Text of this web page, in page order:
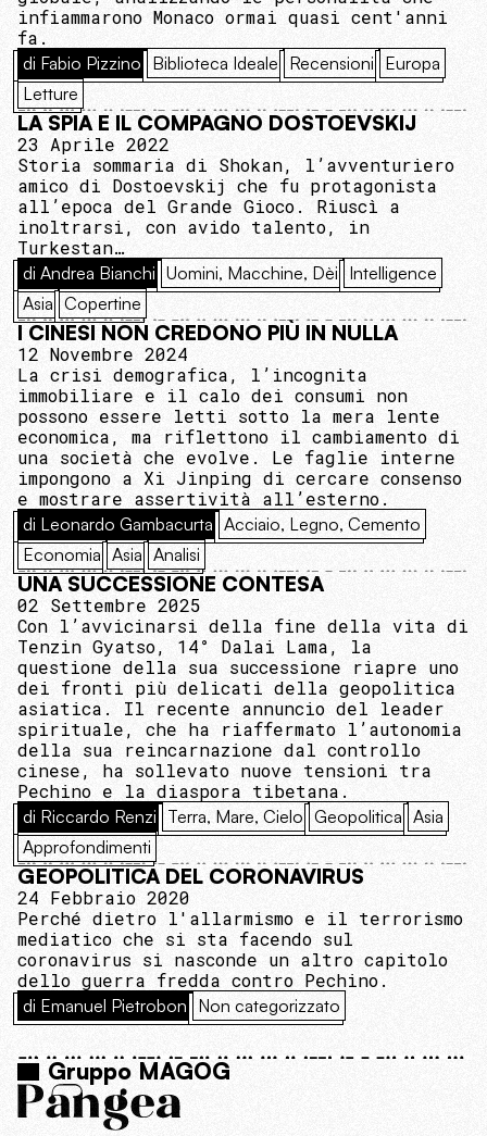
infiammarono Monaco ormai quasi cent'anni
fa.
di Fabio Pizzino Biblioteca Ideale Recensioni Europa
Letture
LA SPIA E IL COMPAGNO DOSTOEVSKIJ
23 Aprile 2022
Storia sommaria di Shokan, l’avventuriero
amico di Dostoevskij che fu protagonista
all’epoca del Grande Gioco. Riuscì a
inoltrarsi, con avido talento, in
Turkestan…
di Andrea Bianchi Uomini, Macchine, Dèi Intelligence
Asia Copertine
I CINESI NON CREDONO PIÙ IN NULLA
12 Novembre 2024
La crisi demografica, l’incognita
immobiliare e il calo dei consumi non
possono essere letti sotto la mera lente
economica, ma riflettono il cambiamento di
una società che evolve. Le faglie interne
impongono a Xi Jinping di cercare consenso
e mostrare assertività all’esterno.
di Leonardo Gambacurta Acciaio, Legno, Cemento
Economia Asia Analisi
UNA SUCCESSIONE CONTESA
02 Settembre 2025
Con l’avvicinarsi della fine della vita di
Tenzin Gyatso, 14° Dalai Lama, la
questione della sua successione riapre uno
dei fronti più delicati della geopolitica
asiatica. Il recente annuncio del leader
spirituale, che ha riaffermato l’autonomia
della sua reincarnazione dal controllo
cinese, ha sollevato nuove tensioni tra
Pechino e la diaspora tibetana.
di Riccardo Renzi Terra, Mare, Cielo Geopolitica Asia
Approfondimenti
GEOPOLITICA DEL CORONAVIRUS
24 Febbraio 2020
Perché dietro l'allarmismo e il terrorismo
mediatico che si sta facendo sul
coronavirus si nasconde un altro capitolo
dello guerra fredda contro Pechino.
di Emanuel Pietrobon Non categorizzato
Gruppo MAGOG